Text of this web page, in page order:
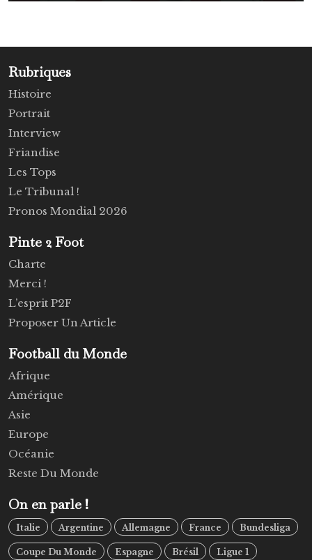
Rubriques
Histoire
Portrait
Interview
Friandise
Les Tops
Le Tribunal !
Pronos Mondial 2026
Pinte 2 Foot
Charte
Merci !
L’esprit P2F
Proposer Un Article
Football du Monde
Afrique
Amérique
Asie
Europe
Océanie
Reste Du Monde
On en parle !
Italie Argentine Allemagne France Bundesliga
Coupe Du Monde Espagne Brésil Ligue 1